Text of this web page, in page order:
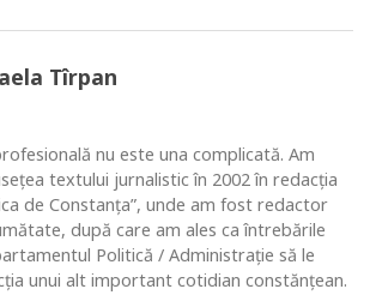
Tîrpan
nu este una complicată. Am
textului jurnalistic în 2002 în redacția
de Constanța”, unde am fost redactor
după care am ales ca întrebările
Politică / Administrație să le
unui alt important cotidian constănțean.